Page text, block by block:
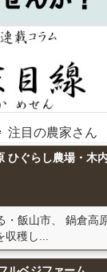
注目の農家さん
ひぐらし農場・木
・飯山市、 鍋倉高
穫し...